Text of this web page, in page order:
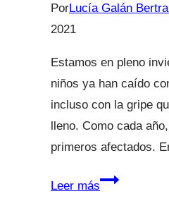
vez
todas?
PorLucía Galán
2021
Estamos en pleno
niños ya han caído
incluso con la gripe
lleno. Como cada
primeros afectados.
Leer másFiebre: